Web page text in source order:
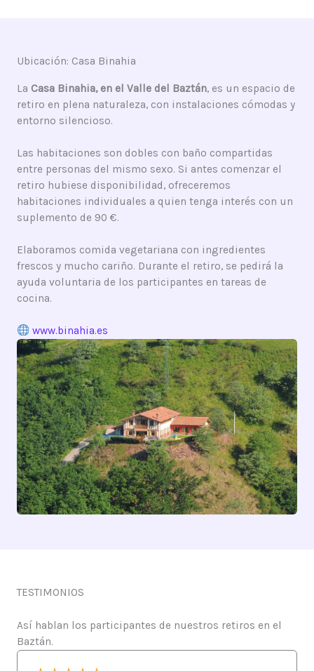
Ubicación: Casa Binahia
La Casa Binahia, en el Valle del Baztán, es un espacio de
retiro en plena naturaleza, con instalaciones cómodas y
entorno silencioso.
Las habitaciones son dobles con baño compartidas
entre personas del mismo sexo. Si antes comenzar el
retiro hubiese disponibilidad, ofreceremos
habitaciones individuales a quien tenga interés con un
suplemento de 90 €.
Elaboramos comida vegetariana con ingredientes
frescos y mucho cariño. Durante el retiro, se pedirá la
ayuda voluntaria de los participantes en tareas de
cocina.
www.binahia.es
TESTIMONIOS
Así hablan los participantes de nuestros retiros en el
Baztán.